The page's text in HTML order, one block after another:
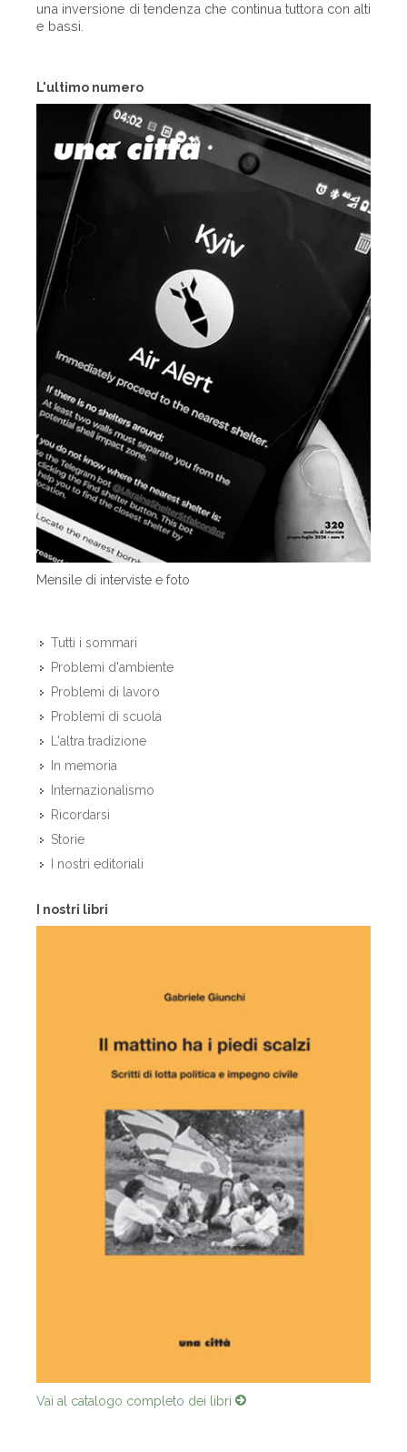
L'ultimo numero
Mensile di interviste e foto
Tutti i sommari
Problemi d'ambiente
Problemi di lavoro
Problemi di scuola
L'altra tradizione
In memoria
Internazionalismo
Ricordarsi
Storie
I nostri editoriali
I nostri libri
Vai al catalogo completo dei libri
una inversione di tendenza che continua tuttora con alti
e bassi.